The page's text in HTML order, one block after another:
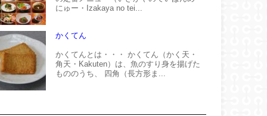
にゅー・Izakaya no tei...
かくてん
かくてんとは・・・ かくてん（かく天・
角天・Kakuten）は、魚のすり身を揚げた
もののうち、 四角（長方形ま...